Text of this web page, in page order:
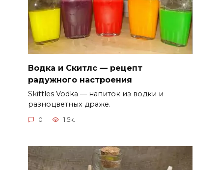
Водка и Скитлс — рецепт
радужного настроения
Skittles Vodka — напиток из водки и
разноцветных драже.
0 1.5к.